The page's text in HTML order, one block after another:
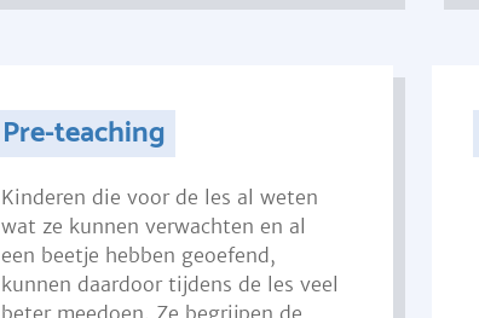
Pre-teaching
Kinderen die voor de les al weten
wat ze kunnen verwachten en al
een beetje hebben geoefend,
kunnen daardoor tijdens de les veel
beter meedoen. Ze begrijpen de